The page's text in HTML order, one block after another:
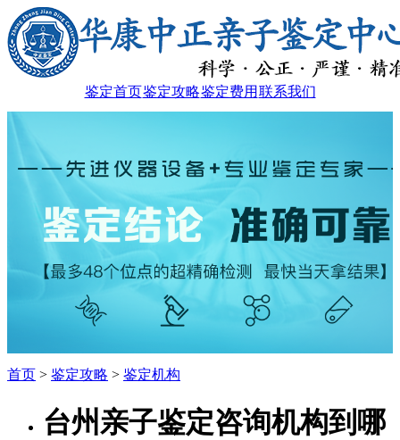
鉴定首页鉴定攻略鉴定费用 联系我们
首页 > 鉴定攻略 > 鉴定机构
台州亲子鉴定咨询机构到哪